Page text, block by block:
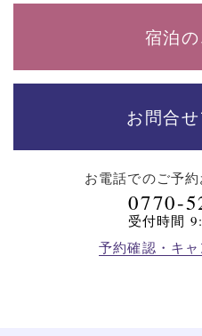
宿泊
お問合
お電話でのご予約
0770-
受付時間
予約確認・キ